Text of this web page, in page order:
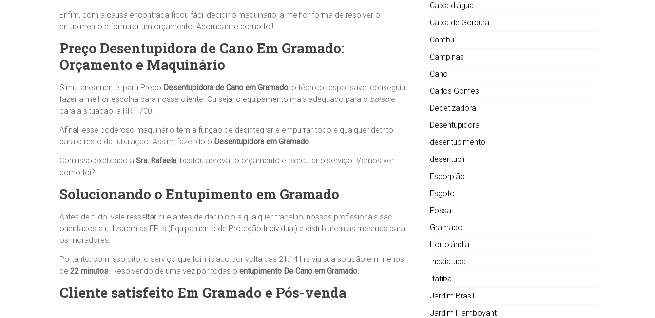
Enfim, com a causa encontrada ficou fácil decidir o maquinário, a melhor forma de resolver o
entupimento e formular um orçamento. Acompanhe como foi!
Preço Desentupidora de Cano Em Gramado:
Orçamento e Maquinário
Simultaneamente, para Preço Desentupidora de Cano em Gramado, o técnico responsável conseguiu
fazer a melhor escolha para nossa cliente. Ou seja, o equipamento mais adequado para o bolsoe
para a situação: a RR F700.
Afinal, esse poderoso maquinário tem a função de desintegrar e empurrar todo e qualquer detrito
para o resto da tubulação. Assim, fazendo o Desentupidora em Gramado.
Com isso explicado a Sra. Rafaela, bastou aprovar o orçamento e executar o serviço. Vamos ver
como foi?
Solucionando o Entupimento em Gramado
Antes de tudo, vale ressaltar que antes de dar início a qualquer trabalho, nossos profissionais são
orientados a utilizarem as EPI’s (Equipamento de Proteção Individual) e distribuírem as mesmas para
os moradores.
Portanto, com isso dito, o serviço que foi iniciado por volta das 21:14 hrs viu sua solução em menos
de 22 minutos. Resolvendo de uma vez por todas o entupimento De Cano em Gramado.
Cliente satisfeito Em Gramado e Pós-venda
Caixa d'água
Caixa de Gordura
Cambuí
Campinas
Cano
Carlos Gomes
Dedetizadora
Desentupidora
desentupimento
desentupir
Escorpião
Esgoto
Fossa
Gramado
Hortolândia
Indaiatuba
Itatiba
Jardim Brasil
Jardim Flamboyant